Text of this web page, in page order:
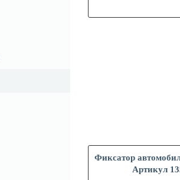
Фиксатор
Артикул